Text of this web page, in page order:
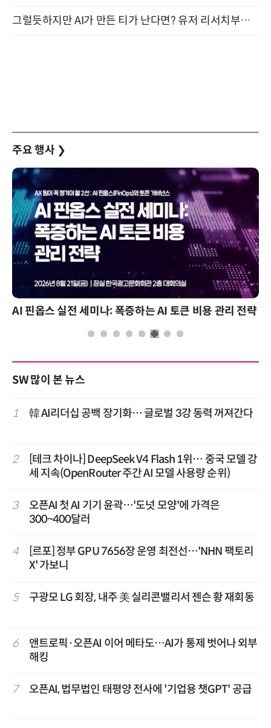
그럴듯하지만 AI가 만든 티가 난다면? 유저 리서치부터 배포까지! (9/15)
주요 행사 ❯
AI 핀옵스 실전 세미나: 폭증하는 AI 토큰 비용 관리 전략
SW 많이 본 뉴스
1 韓 AI리더십 공백 장기화… 글로벌 3강 동력 꺼져간다
2
[테크 차이나] DeepSeek V4 Flash 1위… 중국 모델 강
세 지속(OpenRouter 주간 AI 모델 사용량 순위)
3
오픈AI 첫 AI 기기 윤곽…'도넛 모양'에 가격은
300~400달러
4
[르포] 정부 GPU 7656장 운영 최전선…'NHN 팩토리
X' 가보니
5 구광모 LG 회장, 내주 美 실리콘밸리서 젠슨 황 재회동
6
앤트로픽·오픈AI 이어 메타도…AI가 통제 벗어나 외부
해킹
7 오픈AI, 법무법인 태평양 전사에 '기업용 챗GPT' 공급